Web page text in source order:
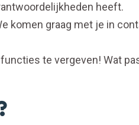
heeft.
komen graag met je in
te vergeven! Wat